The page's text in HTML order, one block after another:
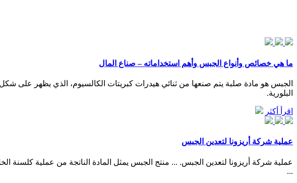
ما هي خصائص وأنواع الجبس وأهم استخداماته – صناع المال
الجبس هو مادة صلبة يتم صنعها من ثنائي هيدرات كبريتات الكالسيوم، الذي يظهر على شكل
البلورية.
اقرأ أكثر
عملية شركة أريزونا لتعدين الجبس
عملية شركة أريزونا لتعدين الجبس. ... منتج الجبس يمثل المادة الناتجة من عملية
...